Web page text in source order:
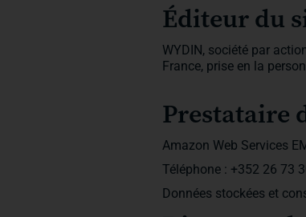
Éditeur du
WYDIN, société par
France, prise en la
Prestataire
Amazon Web Services
Téléphone : +352 26 73
Données stockées et